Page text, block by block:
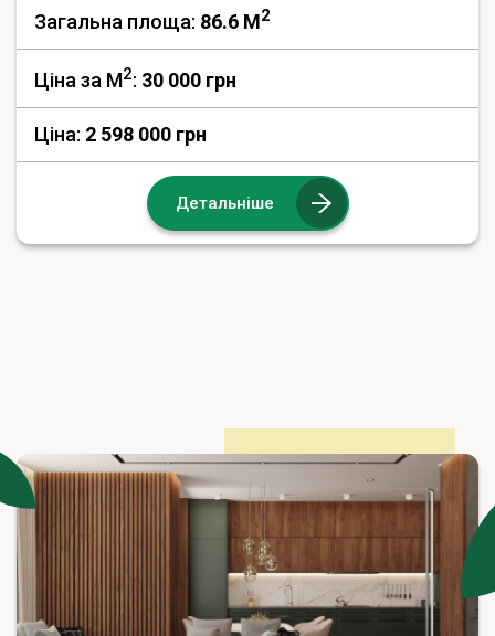
Загальна площа: 86.6 M2
Ціна за М2: 30 000 грн
Ціна: 2 598 000 грн
Детальніше